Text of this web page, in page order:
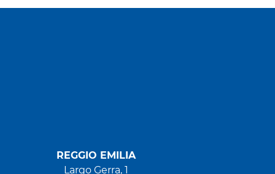
REGGIO EMILIA
Largo Gerra, 1